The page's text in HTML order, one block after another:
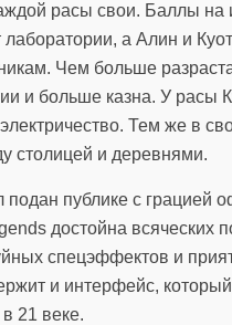
расы свои. Баллы на
а Алин и
Чем больше
и больше казна. У расы
Тем же в
столицей и деревнями.
публике с грацией
достойна всяческих
спецэффектов и
и интерфейс,
в 21 веке.